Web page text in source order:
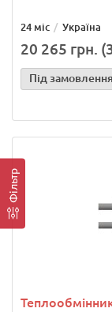
Фільтр
24 міс Україна
20 265 грн.
Під замовлення